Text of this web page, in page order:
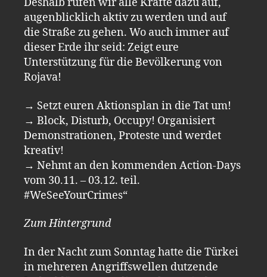
augenblicklich aktiv zu werden und auf
die Straße zu gehen. Wo auch immer auf
dieser Erde ihr seid: Zeigt eure
Unterstützung für die Bevölkerung von
Rojava!
→ Setzt euren Aktionsplan in die Tat um!
→ Block, Disturb, Occupy! Organisiert
Demonstrationen, Proteste und werdet
kreativ!
→ Nehmt an den kommenden Action-Days
vom 30.11. – 03.12. teil.
#WeSeeYourCrimes“
Zum Hintergrund
In der Nacht zum Sonntag hatte die Türkei
in mehreren Angriffswellen dutzende